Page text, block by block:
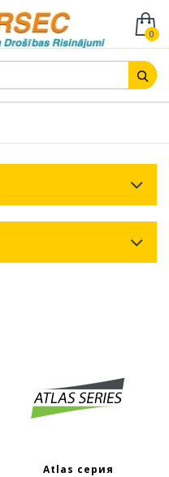
0
Atlas серия